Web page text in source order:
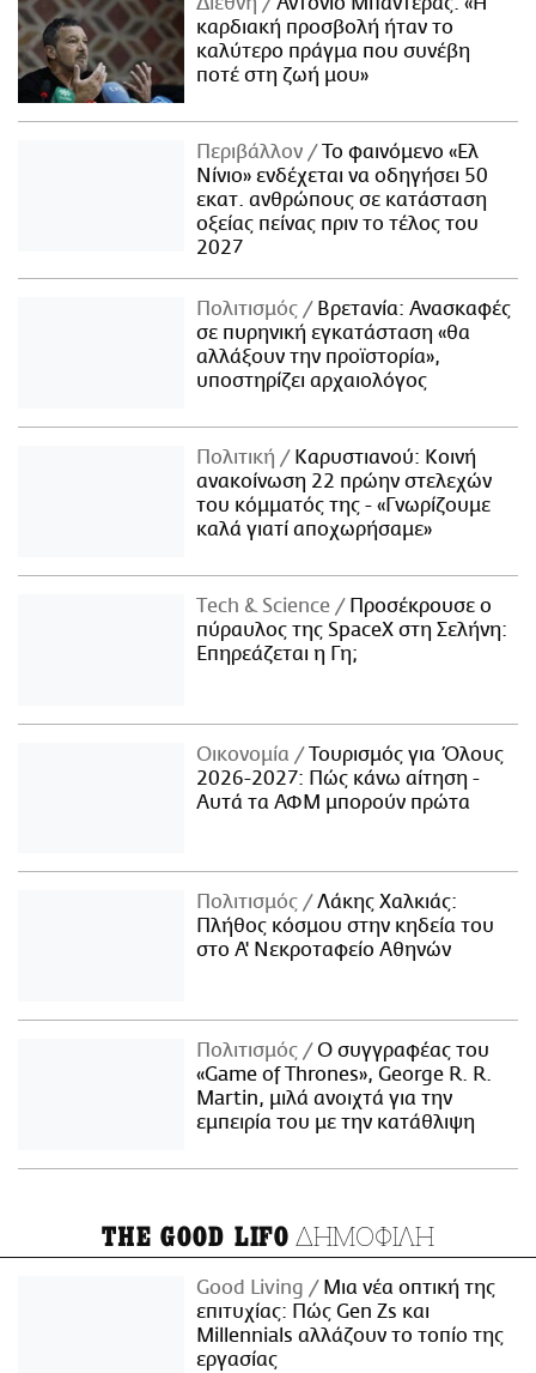
καρδιακή προσβολή ήταν το
καλύτερο πράγμα που συνέβη
ποτέ στη ζωή μου»
Περιβάλλον
Το φαινόμενο «Ελ
Νίνιο» ενδέχεται να οδηγήσει 50
εκατ. ανθρώπους σε κατάσταση
οξείας πείνας πριν το τέλος του
2027
Πολιτισμός
Βρετανία: Ανασκαφές
σε πυρηνική εγκατάσταση «θα
αλλάξουν την προϊστορία»,
υποστηρίζει αρχαιολόγος
Πολιτική
Καρυστιανού: Κοινή
ανακοίνωση 22 πρώην στελεχών
του κόμματός της - «Γνωρίζουμε
καλά γιατί αποχωρήσαμε»
Τech & Science
Προσέκρουσε ο
πύραυλος της SpaceX στη Σελήνη:
Επηρεάζεται η Γη;
Οικονομία
Τουρισμός για Όλους
2026-2027: Πώς κάνω αίτηση -
Αυτά τα ΑΦΜ μπορούν πρώτα
Πολιτισμός
Λάκης Χαλκιάς:
Πλήθος κόσμου στην κηδεία του
στο Α' Νεκροταφείο Αθηνών
Πολιτισμός
Ο συγγραφέας του
«Game of Thrones», George R. R.
Martin, μιλά ανοιχτά για την
εμπειρία του με την κατάθλιψη
THE GOOD LIFO ΔΗΜΟΦΙΛΗ
Good Living
Μια νέα οπτική της
επιτυχίας: Πώς Gen Zs και
Millennials αλλάζουν το τοπίο της
εργασίας